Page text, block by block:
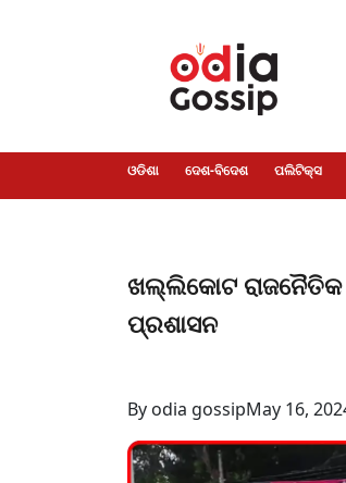
ଓଡିଶା ଦେଶ-ବିଦେଶ ପଲିଟିକ୍ସ
ଖଲ୍ଲିକୋଟ ରାଜନୈତିକ
ପ୍ରଶାସନ
By odia gossipMay 16,